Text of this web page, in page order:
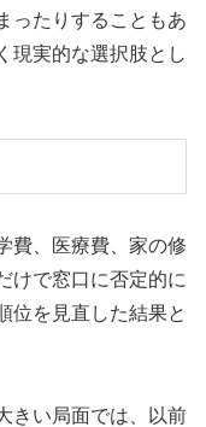
ったりすることもあ
現実的な選択肢とし
費、医療費、家の修
けで窓口に否定的に
位を見直した結果と
きい局面では、以前